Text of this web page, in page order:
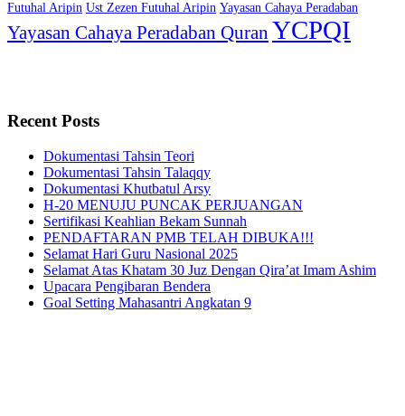
Futuhal Aripin Ust Zezen Futuhal Aripin Yayasan Cahaya Peradaban
Yayasan Cahaya Peradaban Quran YCPQI
Recent Posts
Dokumentasi Tahsin Teori
Dokumentasi Tahsin Talaqqy
Dokumentasi Khutbatul Arsy
H-20 MENUJU PUNCAK PERJUANGAN
Sertifikasi Keahlian Bekam Sunnah
PENDAFTARAN PMB TELAH DIBUKA!!!
Selamat Hari Guru Nasional 2025
Selamat Atas Khatam 30 Juz Dengan Qira’at Imam Ashim
Upacara Pengibaran Bendera
Goal Setting Mahasantri Angkatan 9